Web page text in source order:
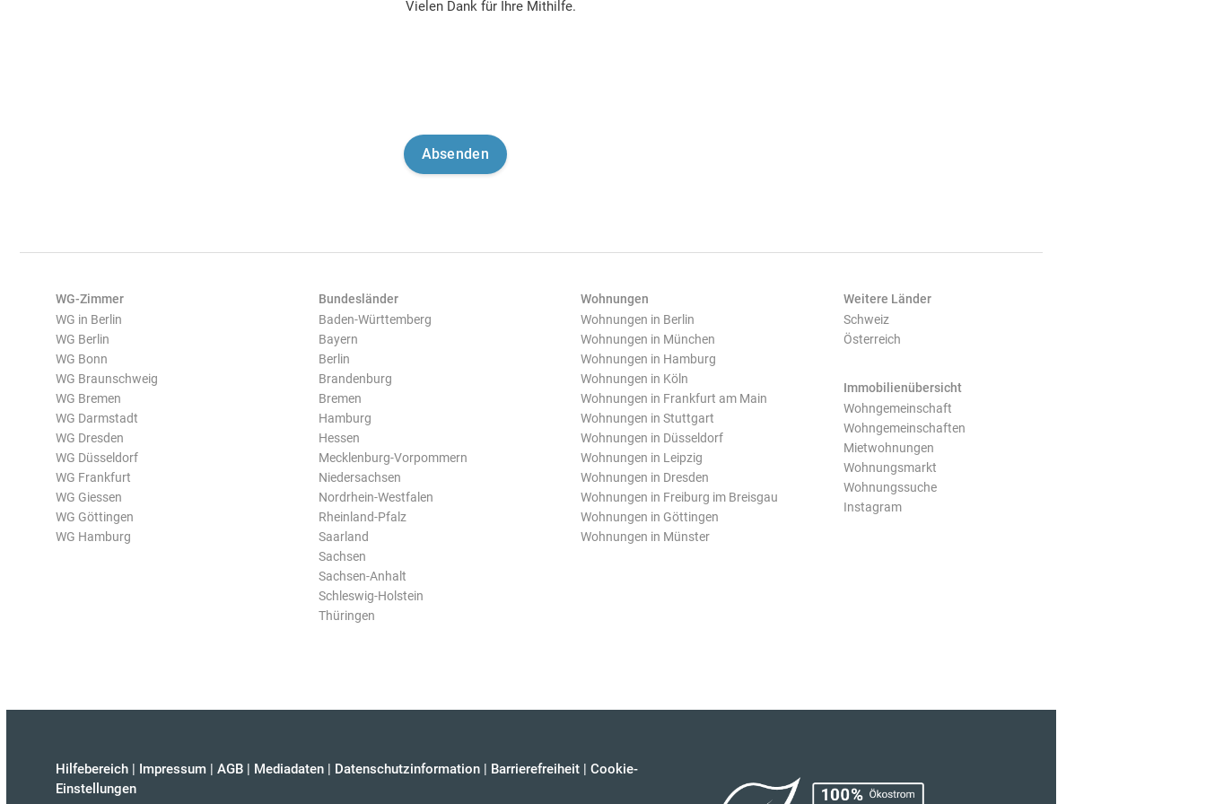
Vielen Dank für Ihre Mithilfe.
WG-Zimmer
WG in Berlin
WG Berlin
WG Bonn
WG Braunschweig
WG Bremen
WG Darmstadt
WG Dresden
WG Düsseldorf
WG Frankfurt
WG Giessen
WG Göttingen
WG Hamburg
Bundesländer
Baden-Württemberg
Bayern
Berlin
Brandenburg
Bremen
Hamburg
Hessen
Mecklenburg-Vorpommern
Niedersachsen
Nordrhein-Westfalen
Rheinland-Pfalz
Saarland
Sachsen
Sachsen-Anhalt
Schleswig-Holstein
Thüringen
Wohnungen
Wohnungen in Berlin
Wohnungen in München
Wohnungen in Hamburg
Wohnungen in Köln
Wohnungen in Frankfurt am Main
Wohnungen in Stuttgart
Wohnungen in Düsseldorf
Wohnungen in Leipzig
Wohnungen in Dresden
Wohnungen in Freiburg im Breisgau
Wohnungen in Göttingen
Wohnungen in Münster
Weitere Länder
Schweiz
Österreich
Immobilienübersicht
Wohngemeinschaft
Wohngemeinschaften
Mietwohnungen
Wohnungsmarkt
Wohnungssuche
Instagram
Hilfebereich | Impressum | AGB | Mediadaten | Datenschutzinformation | Barrierefreiheit | Cookie-
Einstellungen